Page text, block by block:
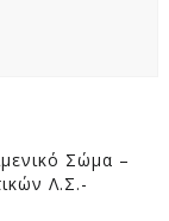
Σώμα –
Λ.Σ.-